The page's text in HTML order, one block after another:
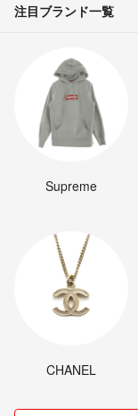
注目ブランド一覧
Supreme
CHANEL